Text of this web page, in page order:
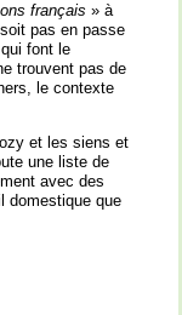
français » à
pas en passe
font le
trouvent pas de
le contexte
et les siens et
une liste de
avec des
domestique que